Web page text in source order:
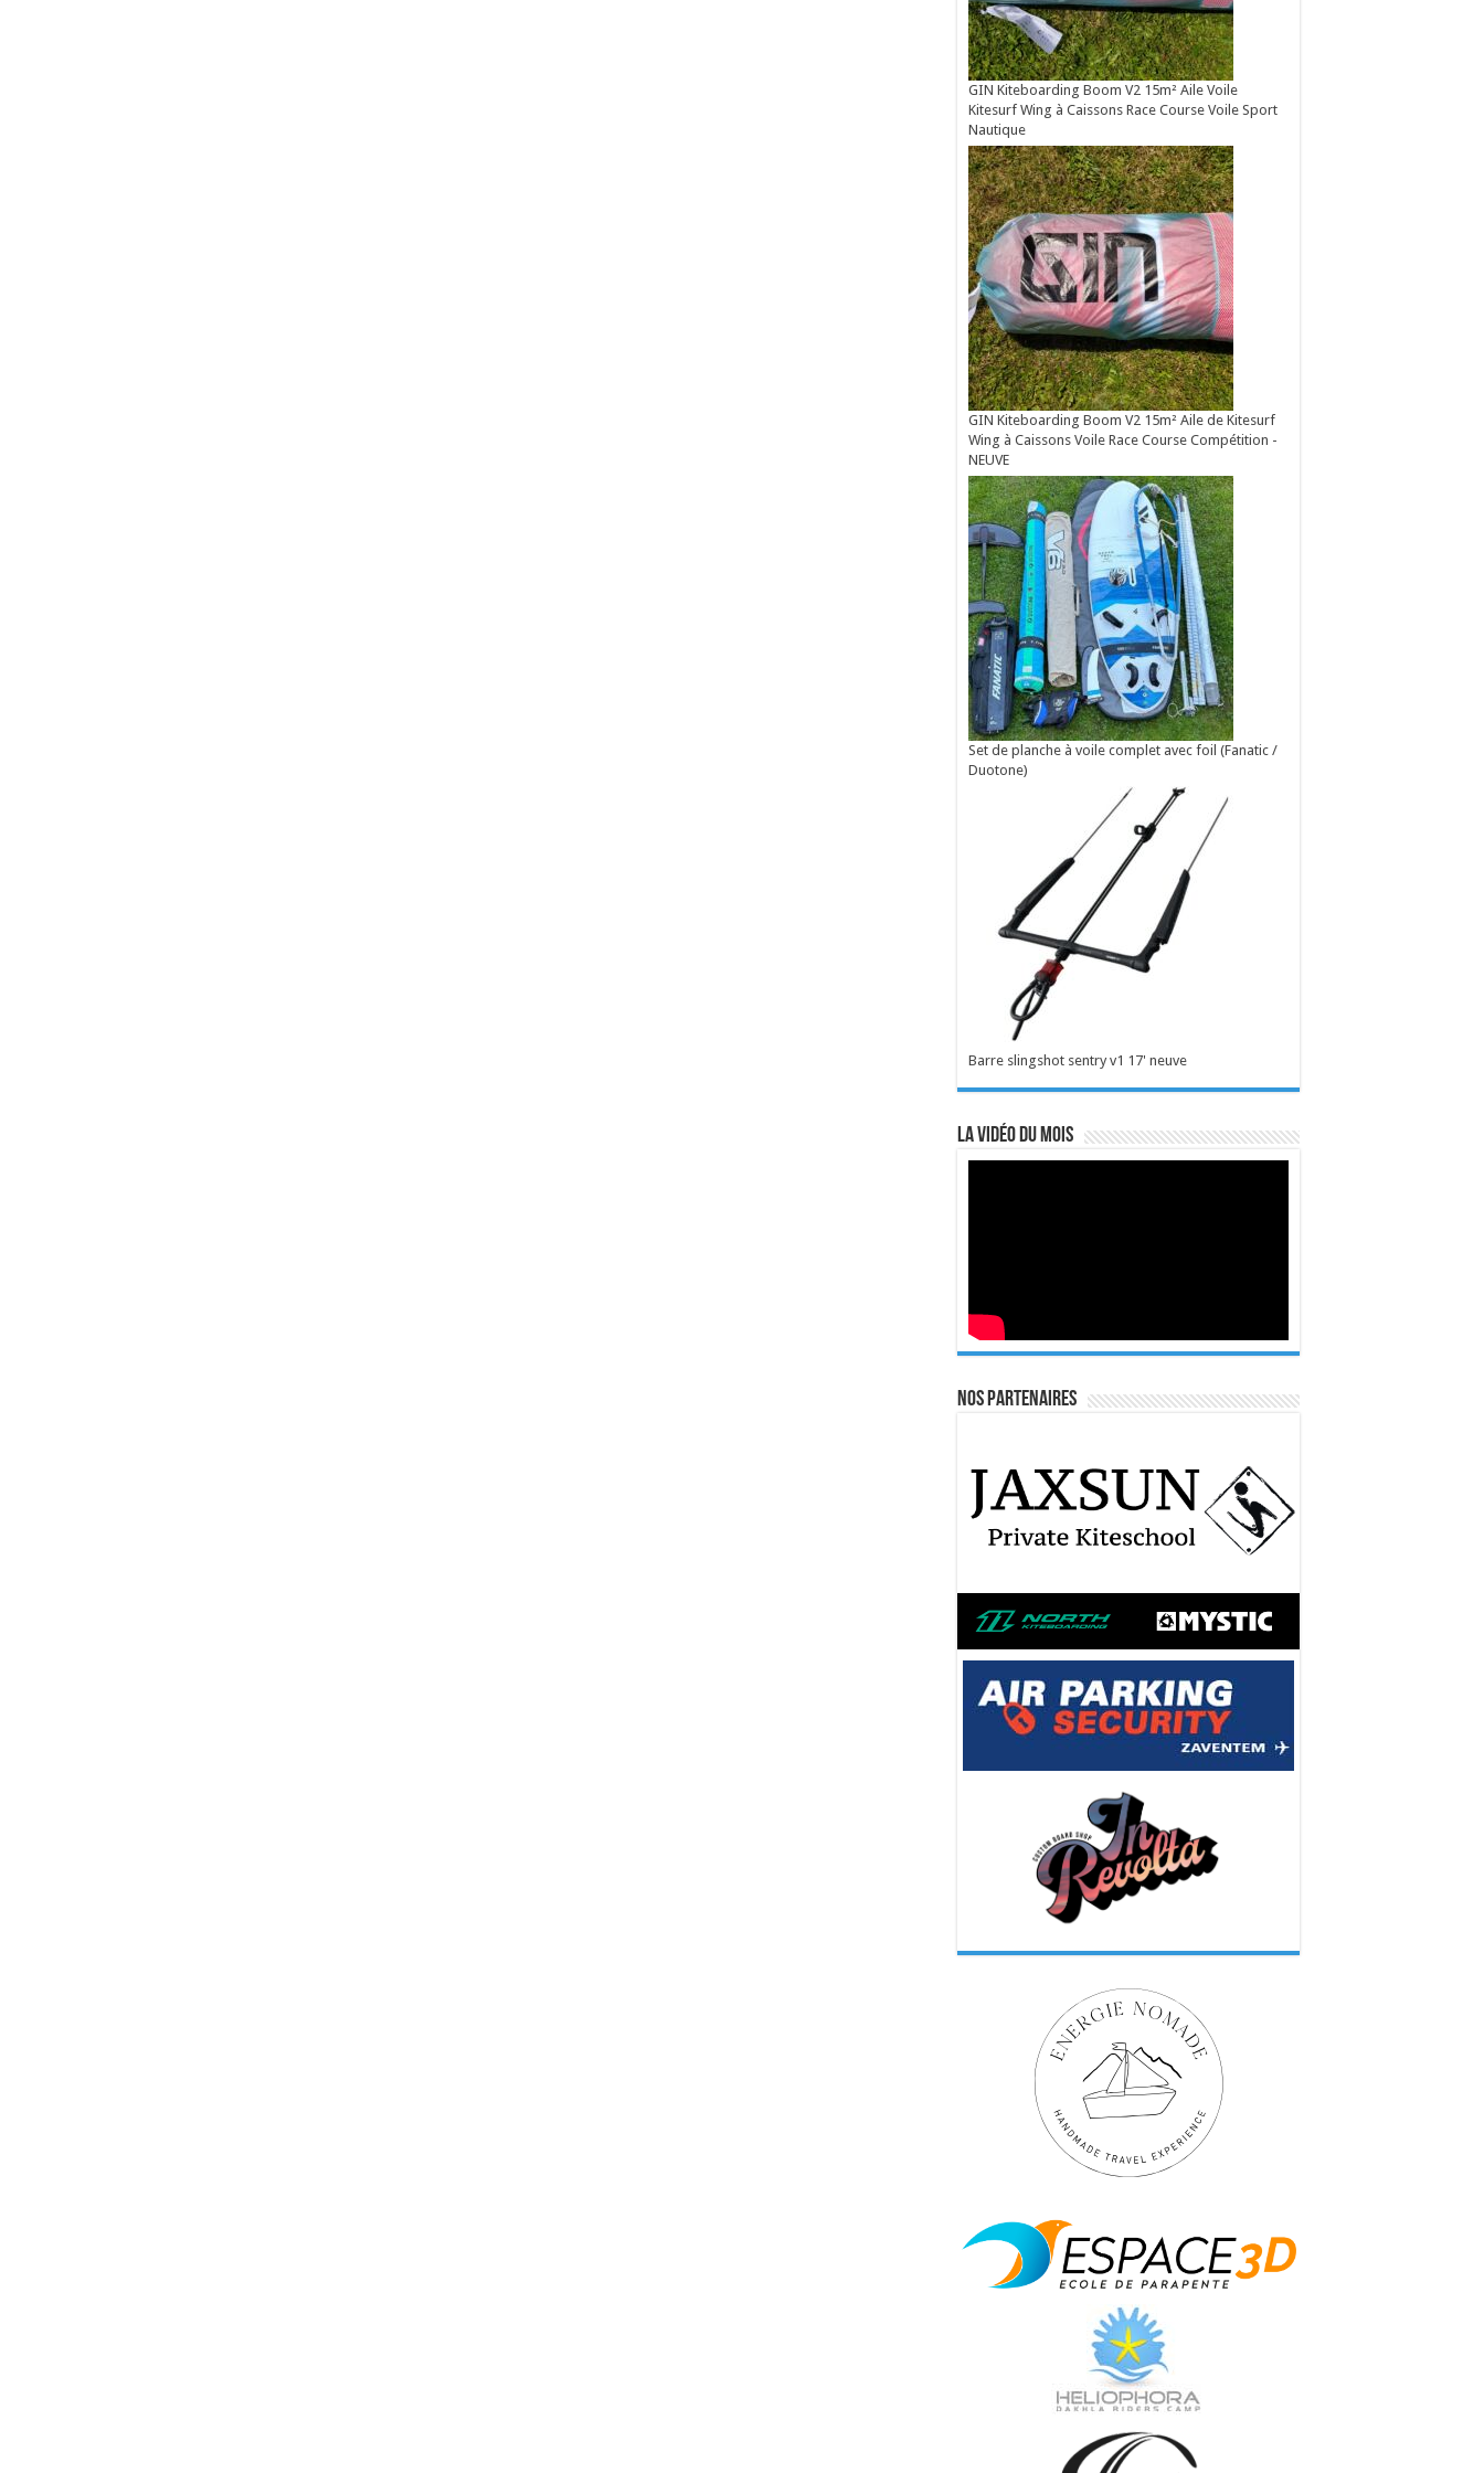
GIN Kiteboarding Boom V2 15m² Aile Voile
Kitesurf Wing à Caissons Race Course Voile Sport
Nautique
GIN Kiteboarding Boom V2 15m² Aile de Kitesurf
Wing à Caissons Voile Race Course Compétition -
NEUVE
Set de planche à voile complet avec foil (Fanatic /
Duotone)
Barre slingshot sentry v1 17' neuve
La vidéo du mois
Nos Partenaires